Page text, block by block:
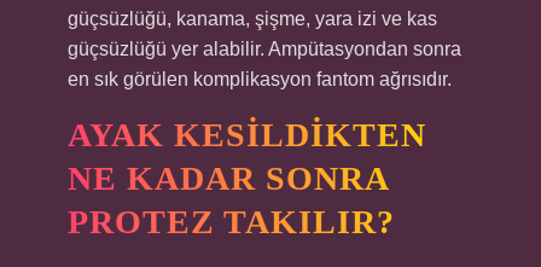
güçsüzlüğü, kanama, şişme, yara izi ve kas
güçsüzlüğü yer alabilir. Ampütasyondan sonra
en sık görülen komplikasyon fantom ağrısıdır.
AYAK KESILDIKTEN
NE KADAR SONRA
PROTEZ TAKILIR?